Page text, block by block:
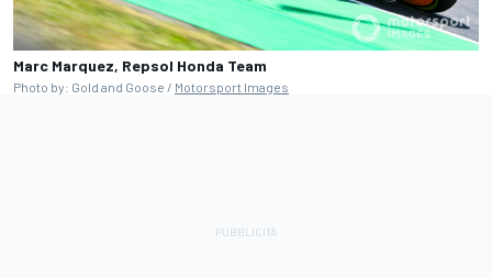
Marc Marquez, Repsol Honda Team
Photo by: Gold and Goose / Motorsport Images